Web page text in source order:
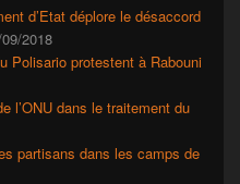
d’Etat déplore le désaccord
2018
Polisario protestent à Rabouni
l’ONU dans le traitement du
partisans dans les camps de